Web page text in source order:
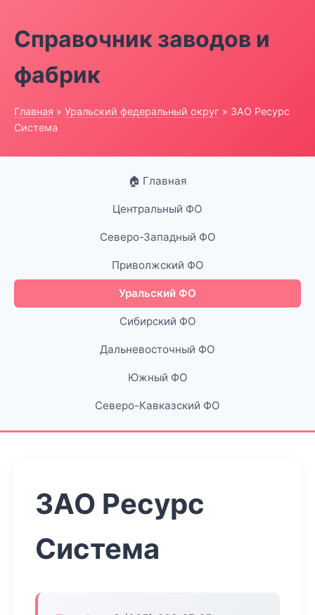
Справочник заводов и
фабрик
Главная » Уральский федеральный округ » ЗАО Ресурс
Система
🏠 Главная
Центральный ФО
Северо-Западный ФО
Приволжский ФО
Уральский ФО
Сибирский ФО
Дальневосточный ФО
Южный ФО
Северо-Кавказский ФО
ЗАО Ресурс
Система